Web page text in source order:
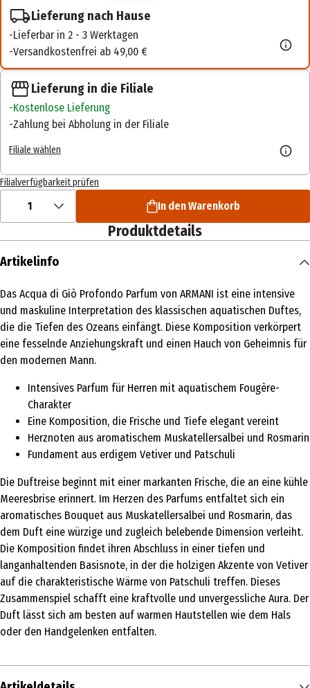
Lieferung nach Hause
Lieferbar in 2 - 3 Werktagen
Versandkostenfrei ab 49,00 €
Lieferung in die Filiale
Kostenlose Lieferung
Zahlung bei Abholung in der Filiale
Filiale wählen
Filialverfügbarkeit prüfen
1 In den Warenkorb
Produktdetails
Artikelinfo
Das Acqua di Giò Profondo Parfum von ARMANI ist eine intensive
und maskuline Interpretation des klassischen aquatischen Duftes,
die die Tiefen des Ozeans einfängt. Diese Komposition verkörpert
eine fesselnde Anziehungskraft und einen Hauch von Geheimnis für
den modernen Mann.
Intensives Parfum für Herren mit aquatischem Fougère-
Charakter
Eine Komposition, die Frische und Tiefe elegant vereint
Herznoten aus aromatischem Muskatellersalbei und Rosmarin
Fundament aus erdigem Vetiver und Patschuli
Die Duftreise beginnt mit einer markanten Frische, die an eine kühle
Meeresbrise erinnert. Im Herzen des Parfums entfaltet sich ein
aromatisches Bouquet aus Muskatellersalbei und Rosmarin, das
dem Duft eine würzige und zugleich belebende Dimension verleiht.
Die Komposition findet ihren Abschluss in einer tiefen und
langanhaltenden Basisnote, in der die holzigen Akzente von Vetiver
auf die charakteristische Wärme von Patschuli treffen. Dieses
Zusammenspiel schafft eine kraftvolle und unvergessliche Aura. Der
Duft lässt sich am besten auf warmen Hautstellen wie dem Hals
oder den Handgelenken entfalten.